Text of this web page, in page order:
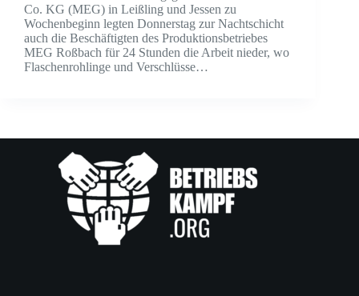
Co. KG (MEG) in Leißling und Jessen zu
Wochenbeginn legten Donnerstag zur Nachtschicht
auch die Beschäftigten des Produktionsbetriebes
MEG Roßbach für 24 Stunden die Arbeit nieder, wo
Flaschenrohlinge und Verschlüsse…